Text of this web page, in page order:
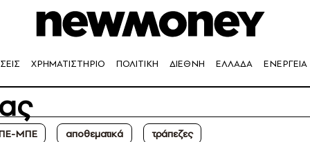
ΧΡΗΜΑΤΙΣΤΗΡΙΟ ΠΟΛΙΤΙΚΗ ΔΙΕΘΝΗ ΕΛΛΑΔΑ
ΜΠΕ αποθεματικά τράπεζες